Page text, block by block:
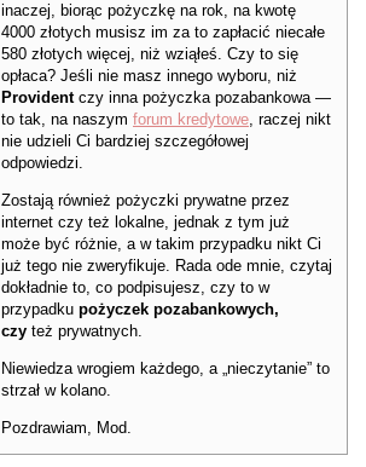
inaczej, biorąc pożyczkę na rok, na kwotę
4000 złotych musisz im za to zapłacić niecałe
580 złotych więcej, niż wziąłeś. Czy to się
opłaca? Jeśli nie masz innego wyboru, niż
Providentczy inna pożyczka pozabankowa —
to tak, na naszym forum kredytowe, raczej nikt
nie udzieli Ci bardziej szczegółowej
odpowiedzi.
Zostają również pożyczki prywatne przez
internet czy też lokalne, jednak z tym już
może być różnie, a w takim przypadku nikt Ci
już tego nie zweryfikuje. Rada ode mnie, czytaj
dokładnie to, co podpisujesz, czy to w
przypadku pożyczek pozabankowych,
czy też prywatnych.
Niewiedza wrogiem każdego, a „nieczytanie” to
strzał w kolano.
Pozdrawiam, Mod.